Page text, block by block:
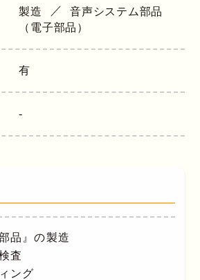
製造
音声システム部品
（電子部品）
有
-
品』の製造
査
ング